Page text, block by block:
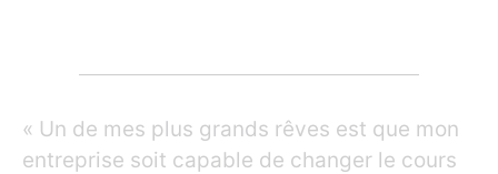
« Un de mes plus grands rêves est que mon
entreprise soit capable de changer le cours